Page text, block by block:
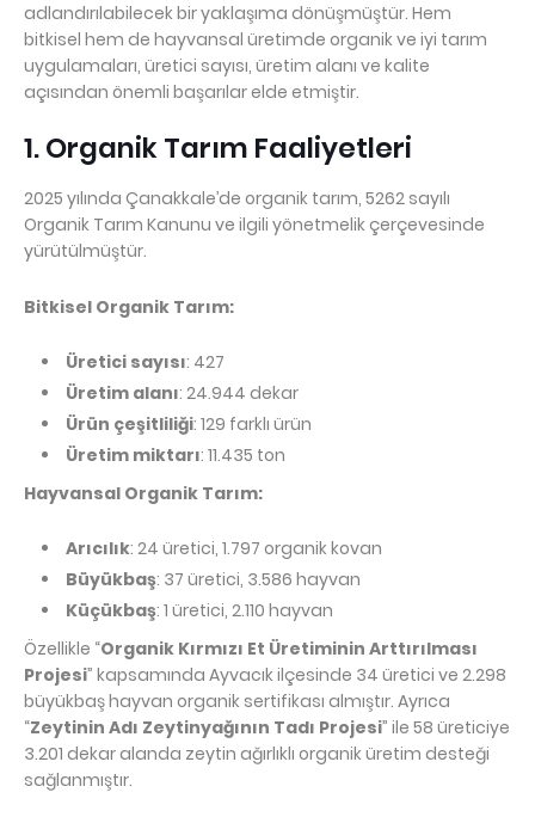
adlandırılabilecek bir yaklaşıma dönüşmüştür. Hem
bitkisel hem de hayvansal üretimde organik ve iyi tarım
uygulamaları, üretici sayısı, üretim alanı ve kalite
açısından önemli başarılar elde etmiştir.
1. Organik Tarım Faaliyetleri
2025 yılında Çanakkale’de organik tarım, 5262 sayılı
Organik Tarım Kanunu ve ilgili yönetmelik çerçevesinde
yürütülmüştür.
Bitkisel Organik Tarım:
Üretici sayısı: 427
Üretim alanı: 24.944 dekar
Ürün çeşitliliği: 129 farklı ürün
Üretim miktarı: 11.435 ton
Hayvansal Organik Tarım:
Arıcılık: 24 üretici, 1.797 organik kovan
Büyükbaş: 37 üretici, 3.586 hayvan
Küçükbaş: 1 üretici, 2.110 hayvan
Özellikle “Organik Kırmızı Et Üretiminin Arttırılması
Projesi” kapsamında Ayvacık ilçesinde 34 üretici ve 2.298
büyükbaş hayvan organik sertifikası almıştır. Ayrıca
“Zeytinin Adı Zeytinyağının Tadı Projesi” ile 58 üreticiye
3.201 dekar alanda zeytin ağırlıklı organik üretim desteği
sağlanmıştır.